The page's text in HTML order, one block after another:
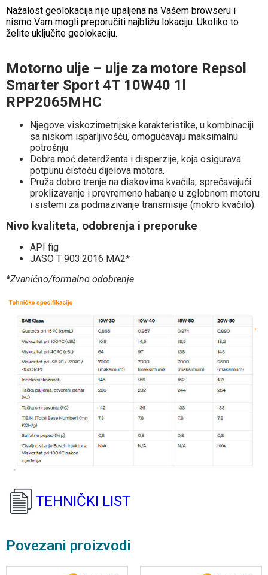
Nažalost geolokacija nije upaljena na Vašem browseru i
nismo Vam mogli preporučiti najbližu lokaciju. Ukoliko to
želite uključite geolokaciju.
Motorno ulje – ulje za motore Repsol
Smarter Sport 4T 10W40 1l
RPP2065MHC
Njegove viskozimetrijske karakteristike, u kombinaciji
sa niskom isparljivošću, omogućavaju maksimalnu
potrošnju
Dobra moć deterdženta i disperzije, koja osigurava
potpunu čistoću dijelova motora.
Pruža dobro trenje na diskovima kvačila, sprečavajući
proklizavanje i prevremeno habanje u zglobnom motoru
i sistemi za podmazivanje transmisije (mokro kvačilo).
Nivo kvaliteta, odobrenja i preporuke
API fig
JASO T 903:2016 MA2*
*Zvanično/formalno odobrenje
TEHNIČKI LIST
Povezani proizvodi